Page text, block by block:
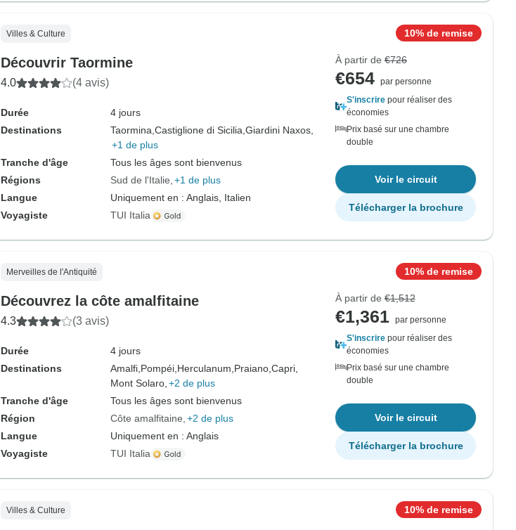
Villes & Culture
Découvrir Taormine
4.0 (4 avis)
Durée
4 jours
Destinations
Taormina, Castiglione di Sicilia, Giardini Naxos,
+1 de plus
Tranche d'âge
Tous les âges sont bienvenus
Régions
Sud de l'Italie +1 de plus
Langue
Uniquement en : Anglais, Italien
Voyagiste
TUI Italia
10% de remise
À partir de €726
€654 par personne
S'inscrire pour réaliser des
économies
Prix basé sur une chambre
double
Voir le circuit
Télécharger la brochure
Merveilles de l'Antiquité
Découvrez la côte amalfitaine
4.3 (3 avis)
Durée
4 jours
Destinations
Amalfi, Pompéi, Herculanum, Praiano, Capri,
Mont Solaro, +2 de plus
Tranche d'âge
Tous les âges sont bienvenus
Région
Côte amalfitaine +2 de plus
Langue
Uniquement en : Anglais
Voyagiste
TUI Italia
10% de remise
À partir de €1,512
€1,361 par personne
S'inscrire pour réaliser des
économies
Prix basé sur une chambre
double
Voir le circuit
Télécharger la brochure
Villes & Culture 10% de remise